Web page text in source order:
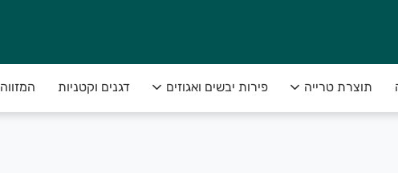
הכי טוב שיש בשדה, עד הבית🏡. ובאחריות מלאה.
תוצרת טרייה פירות יבשים ואגוזים דגנים וקטניות המזווה